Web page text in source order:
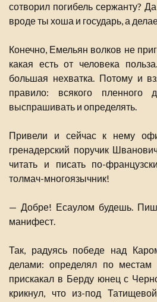
сотворил погибель сержанту?
вроде ты хоша и государь, а
Конечно, Емельян волков не
какая есть от человека
большая нехватка. Потому и
правило: всякого пленного
выспрашивать и определять.
Привели и сейчас к нему
гренадерский поручик
читать и писать по-
толмач-многоязычник!
— Добре! Есаулом будешь.
манифест.
Так, радуясь победе над
делами: определял по
прискакал в Берду юнец с
крикнул, что из-под